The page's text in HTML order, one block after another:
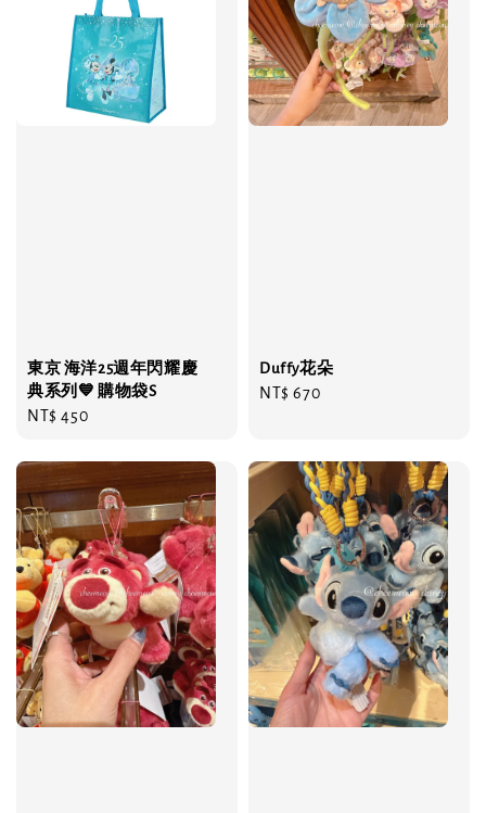
東京 海洋25週年閃耀慶
典系列💙 購物袋S
Regular
NT$ 450
Duffy花朵
Regular
NT$ 670